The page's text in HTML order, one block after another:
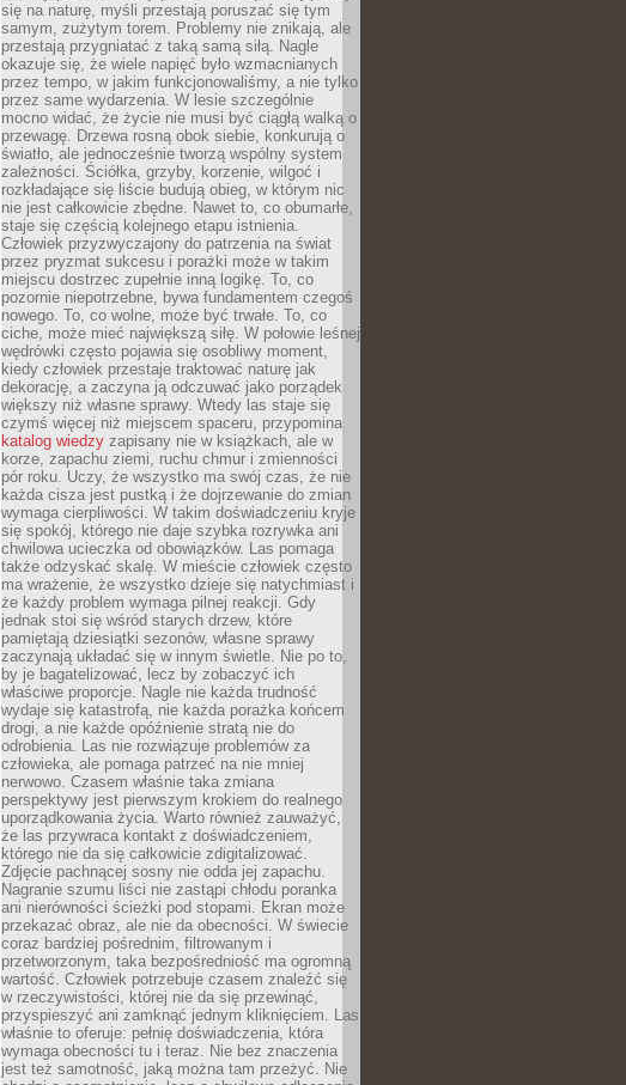
się na naturę, myśli przestają poruszać się tym
samym, zużytym torem. Problemy nie znikają, ale
przestają przygniatać z taką samą siłą. Nagle
okazuje się, że wiele napięć było wzmacnianych
przez tempo, w jakim funkcjonowaliśmy, a nie tylko
przez same wydarzenia. W lesie szczególnie
mocno widać, że życie nie musi być ciągłą walką o
przewagę. Drzewa rosną obok siebie, konkurują o
światło, ale jednocześnie tworzą wspólny system
zależności. Ściółka, grzyby, korzenie, wilgoć i
rozkładające się liście budują obieg, w którym nic
nie jest całkowicie zbędne. Nawet to, co obumarłe,
staje się częścią kolejnego etapu istnienia.
Człowiek przyzwyczajony do patrzenia na świat
przez pryzmat sukcesu i porażki może w takim
miejscu dostrzec zupełnie inną logikę. To, co
pozornie niepotrzebne, bywa fundamentem czegoś
nowego. To, co wolne, może być trwałe. To, co
ciche, może mieć największą siłę. W połowie leśnej
wędrówki często pojawia się osobliwy moment,
kiedy człowiek przestaje traktować naturę jak
dekorację, a zaczyna ją odczuwać jako porządek
większy niż własne sprawy. Wtedy las staje się
czymś więcej niż miejscem spaceru, przypomina
katalog wiedzy zapisany nie w książkach, ale w
korze, zapachu ziemi, ruchu chmur i zmienności
pór roku. Uczy, że wszystko ma swój czas, że nie
każda cisza jest pustką i że dojrzewanie do zmian
wymaga cierpliwości. W takim doświadczeniu kryje
się spokój, którego nie daje szybka rozrywka ani
chwilowa ucieczka od obowiązków. Las pomaga
także odzyskać skalę. W mieście człowiek często
ma wrażenie, że wszystko dzieje się natychmiast i
że każdy problem wymaga pilnej reakcji. Gdy
jednak stoi się wśród starych drzew, które
pamiętają dziesiątki sezonów, własne sprawy
zaczynają układać się w innym świetle. Nie po to,
by je bagatelizować, lecz by zobaczyć ich
właściwe proporcje. Nagle nie każda trudność
wydaje się katastrofą, nie każda porażka końcem
drogi, a nie każde opóźnienie stratą nie do
odrobienia. Las nie rozwiązuje problemów za
człowieka, ale pomaga patrzeć na nie mniej
nerwowo. Czasem właśnie taka zmiana
perspektywy jest pierwszym krokiem do realnego
uporządkowania życia. Warto również zauważyć,
że las przywraca kontakt z doświadczeniem,
którego nie da się całkowicie zdigitalizować.
Zdjęcie pachnącej sosny nie odda jej zapachu.
Nagranie szumu liści nie zastąpi chłodu poranka
ani nierówności ścieżki pod stopami. Ekran może
przekazać obraz, ale nie da obecności. W świecie
coraz bardziej pośrednim, filtrowanym i
przetworzonym, taka bezpośredniość ma ogromną
wartość. Człowiek potrzebuje czasem znaleźć się
w rzeczywistości, której nie da się przewinąć,
przyspieszyć ani zamknąć jednym kliknięciem. Las
właśnie to oferuje: pełnię doświadczenia, która
wymaga obecności tu i teraz. Nie bez znaczenia
jest też samotność, jaką można tam przeżyć. Nie